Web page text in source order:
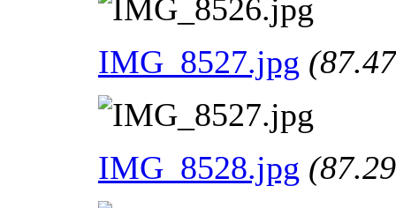
IMG_8527.jpg
IMG_8528.jpg